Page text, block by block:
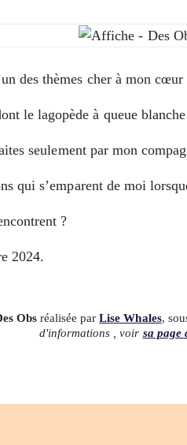
des thèmes cher à mon
le lagopède à queue
seulement par mon
qui s’emparent de moi
?
2024.
Obsréalisée parLise Whales,
d'informations , voir sa page